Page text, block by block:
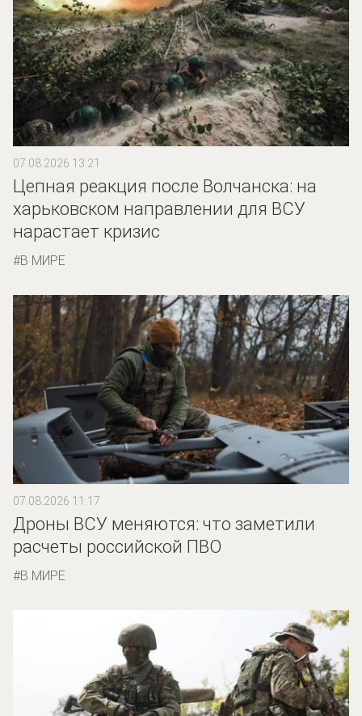
07.08.2026 13:21
Цепная реакция после Волчанска: на
харьковском направлении для ВСУ
нарастает кризис
В МИРЕ
07.08.2026 11:17
Дроны ВСУ меняются: что заметили
расчеты российской ПВО
В МИРЕ